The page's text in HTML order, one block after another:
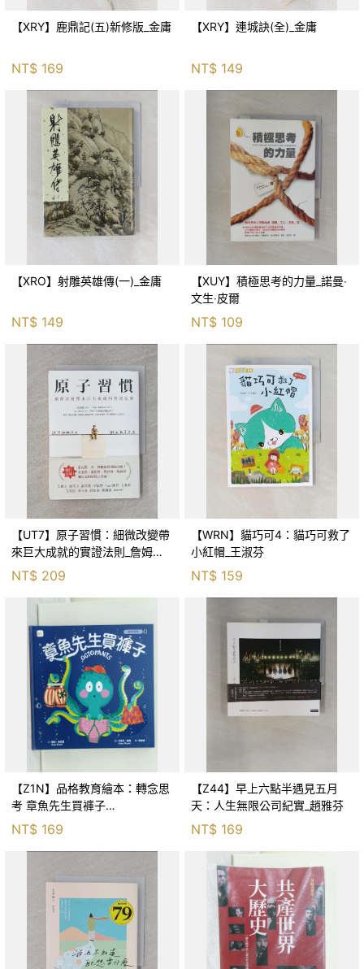
【XRY】鹿鼎記(五)新修版_金庸
NT$ 169
【XRY】連城訣(全)_金庸
NT$ 149
【XRO】射雕英雄傳(一)_金庸
NT$ 149
【XUY】積極思考的力量_諾曼‧
文生‧皮爾
NT$ 109
【UT7】原子習慣：細微改變帶
來巨大成就的實證法則_詹姆斯‧
克利爾, 蔡世偉
NT$ 209
【WRN】貓巧可4：貓巧可救了
小紅帽_王淑芬
NT$ 159
【Z1N】品格教育繪本：轉念思
考 章魚先生買褲子
(Octopants)_蘇西‧西尼爾, 黃筱
NT$ 169
【Z44】早上六點半遇見五月
天：人生無限公司紀實_趙雅芬
NT$ 169